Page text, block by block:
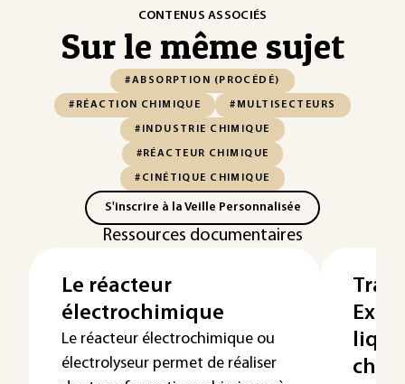
CONTENUS ASSOCIÉS
Sur le même sujet
#ABSORPTION (PROCÉDÉ)
#RÉACTION CHIMIQUE #MULTISECTEURS
#INDUSTRIE CHIMIQUE
#RÉACTEUR CHIMIQUE
#CINÉTIQUE CHIMIQUE
S'inscrire à la Veille Personnalisée
Ressources documentaires
Le réacteur
électrochimique
Le réacteur électrochimique ou
électrolyseur permet de réaliser